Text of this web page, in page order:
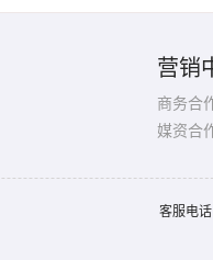
营销
商务合
媒资合
客服电